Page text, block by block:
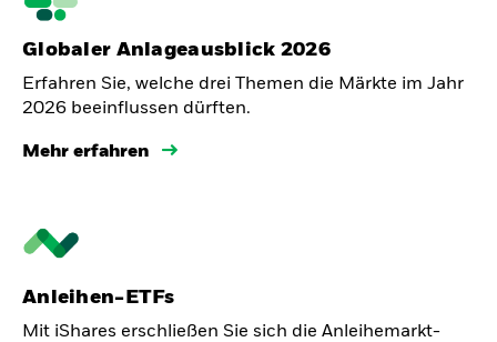
Globaler Anlageausblick 2026
Erfahren Sie, welche drei Themen die Märkte im Jahr
2026 beeinflussen dürften.
Mehr erfahren
Anleihen-ETFs
Mit iShares erschließen Sie sich die Anleihemarkt-